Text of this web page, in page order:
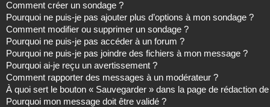
Comment créer un sondage ?
Pourquoi ne puis-je pas ajouter plus d’options à mon sondage ?
Comment modifier ou supprimer un sondage ?
Pourquoi ne puis-je pas accéder à un forum ?
Pourquoi ne puis-je pas joindre des fichiers à mon message ?
Pourquoi ai-je reçu un avertissement ?
Comment rapporter des messages à un modérateur ?
À quoi sert le bouton « Sauvegarder » dans la page de rédaction
Pourquoi mon message doit être validé ?